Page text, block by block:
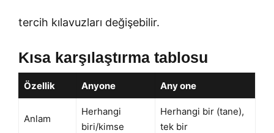
tercih kılavuzları değişebilir.
Kısa karşılaştırma tablosu
Özellik Anyone Any one
Anlam
Herhangi
biri/kimse
Herhangi bir (tane),
tek bir